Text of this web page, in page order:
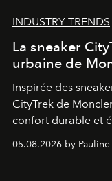
INDUSTRY TRENDS
La sneaker
urbaine de
Inspirée des
CityTrek de
confort durable et
05.08.2026 by